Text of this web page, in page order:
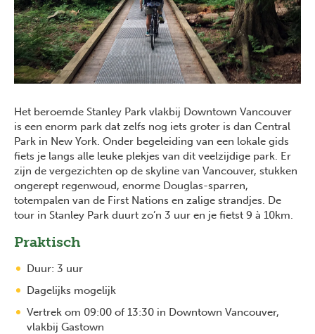
Het beroemde Stanley Park vlakbij Downtown Vancouver
is een enorm park dat zelfs nog iets groter is dan Central
Park in New York. Onder begeleiding van een lokale gids
fiets je langs alle leuke plekjes van dit veelzijdige park. Er
zijn de vergezichten op de skyline van Vancouver, stukken
ongerept regenwoud, enorme Douglas-sparren,
totempalen van de First Nations en zalige strandjes. De
tour in Stanley Park duurt zo’n 3 uur en je fietst 9 à 10km.
Praktisch
Duur: 3 uur
Dagelijks mogelijk
Vertrek om 09:00 of 13:30 in Downtown Vancouver,
vlakbij Gastown